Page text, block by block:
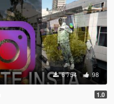
6 754 98
1.0